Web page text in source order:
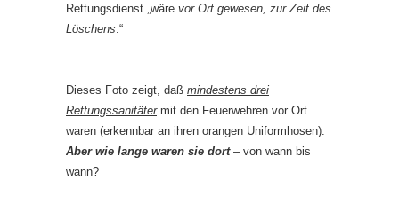
Rettungsdienst „wäre vor Ort gewesen, zur Zeit des
Löschens .“
Dieses Foto zeigt, daß mindestens drei
Rettungssanitätermit den Feuerwehren vor Ort
waren (erkennbar an ihren orangen Uniformhosen).
Aber wie lange waren sie dort– von wann bis
wann?